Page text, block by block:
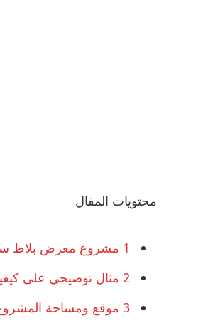
محتويات المقال
1 مشروع معرض بلاط
2 مثال توضيحي على
3 موقع ومساحة